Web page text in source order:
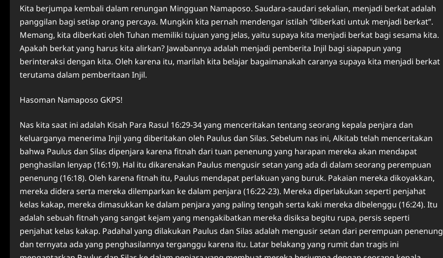
Kita berjumpa kembali dalam renungan Mingguan Namaposo. Saudara-saudari sekalian, menjadi berkat adalah
panggilan bagi setiap orang percaya. Mungkin kita pernah mendengar istilah “diberkati untuk menjadi berkat”.
Memang, kita diberkati oleh Tuhan memiliki tujuan yang jelas, yaitu supaya kita menjadi berkat bagi sesama kita.
Apakah berkat yang harus kita alirkan? Jawabannya adalah menjadi pemberita Injil bagi siapapun yang
berinteraksi dengan kita. Oleh karena itu, marilah kita belajar bagaimanakah caranya supaya kita menjadi berkat
terutama dalam pemberitaan Injil.
Hasoman Namaposo GKPS!
Nas kita saat ini adalah Kisah Para Rasul 16:29-34 yang menceritakan tentang seorang kepala penjara dan
keluarganya menerima Injil yang diberitakan oleh Paulus dan Silas. Sebelum nas ini, Alkitab telah menceritakan
bahwa Paulus dan Silas dipenjara karena fitnah dari tuan penenung yang harapan mereka akan mendapat
penghasilan lenyap (16:19). Hal itu dikarenakan Paulus mengusir setan yang ada di dalam seorang perempuan
penenung (16:18). Oleh karena fitnah itu, Paulus mendapat perlakuan yang buruk. Pakaian mereka dikoyakkan,
mereka didera serta mereka dilemparkan ke dalam penjara (16:22-23). Mereka diperlakukan seperti penjahat
kelas kakap, mereka dimasukkan ke dalam penjara yang paling tengah serta kaki mereka dibelenggu (16:24). Itu
adalah sebuah fitnah yang sangat kejam yang mengakibatkan mereka disiksa begitu rupa, persis seperti
penjahat kelas kakap. Padahal yang dilakukan Paulus dan Silas adalah mengusir setan dari perempuan penenung
dan ternyata ada yang penghasilannya terganggu karena itu. Latar belakang yang rumit dan tragis ini